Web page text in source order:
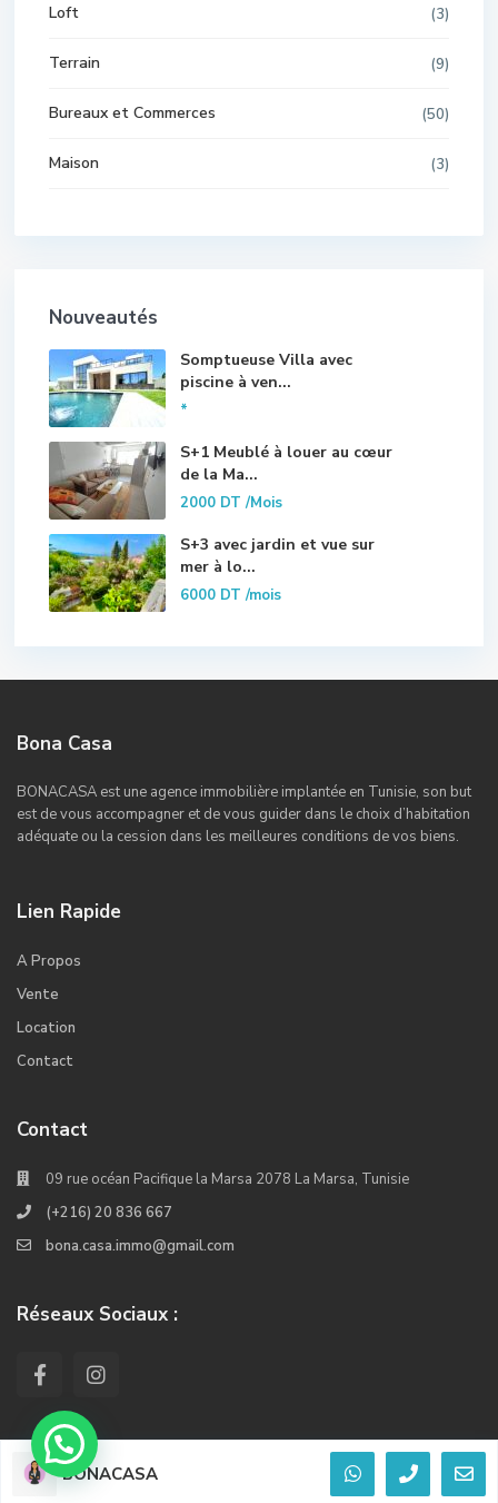
Loft (3)
Terrain (9)
Bureaux et Commerces (50)
Maison (3)
Nouveautés
Somptueuse Villa avec
piscine à ven...
*
S+1 Meublé à louer au cœur
de la Ma...
2000 DT/Mois
S+3 avec jardin et vue sur
mer à lo...
6000 DT/mois
Bona Casa
BONACASA est une agence immobilière implantée en Tunisie, son but
est de vous accompagner et de vous guider dans le choix d’habitation
adéquate ou la cession dans les meilleures conditions de vos biens.
Lien Rapide
A Propos
Vente
Location
Contact
Contact
09 rue océan Pacifique la Marsa 2078 La Marsa, Tunisie
(+216) 20 836 667
bona.casa.immo@gmail.com
Réseaux Sociaux :
© 2022. Tous les droits réservés Crée Par Kiwi Softwares
BONACASA